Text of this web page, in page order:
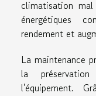
climatisation
énergétiques
rendement et
La maintenance
la
l'équipement.